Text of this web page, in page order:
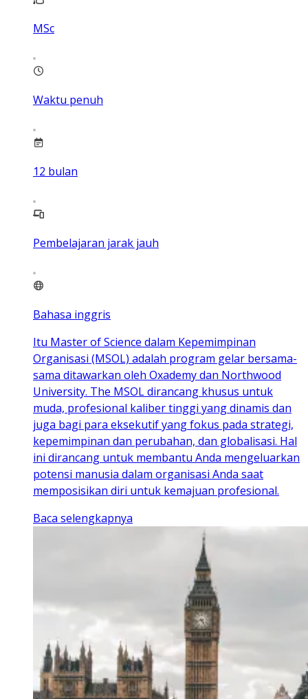
MSc
Waktu penuh
12 bulan
Pembelajaran jarak jauh
Bahasa inggris
Itu Master of Science dalam Kepemimpinan
Organisasi (MSOL) adalah program gelar bersama-
sama ditawarkan oleh Oxademy dan Northwood
University. The MSOL dirancang khusus untuk
muda, profesional kaliber tinggi yang dinamis dan
juga bagi para eksekutif yang fokus pada strategi,
kepemimpinan dan perubahan, dan globalisasi. Hal
ini dirancang untuk membantu Anda mengeluarkan
potensi manusia dalam organisasi Anda saat
memposisikan diri untuk kemajuan profesional.
Baca selengkapnya